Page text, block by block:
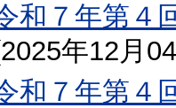
和７年第４
2025年12月
和７年第４